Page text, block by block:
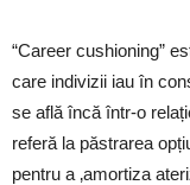
“Career cushioning”
care indivizii iau în
se află încă într-o
referă la păstrarea
pentru a ‚amortiza